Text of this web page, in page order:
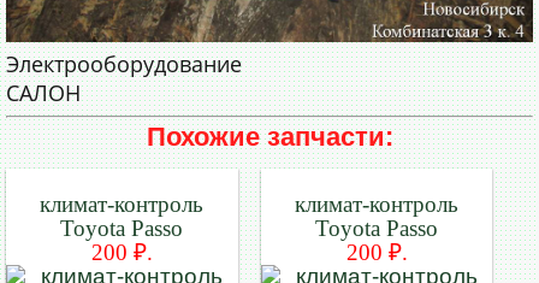
Электрооборудование
САЛОН
Похожие запчасти:
климат-контроль
Toyota Passo
200 ₽.
климат-контроль
Toyota Passo
200 ₽.